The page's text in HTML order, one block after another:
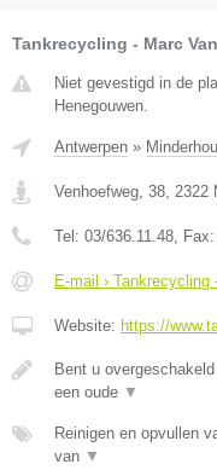
Tankrecycling - Marc
Niet gevestigd in de
Henegouwen.
Antwerpen »
Venhoefweg, 38 2322
Tel: 03/636.11.48 , Fax:
E-mail ›
Website: https://
Bent u
een oude ▼
Reinigen en opvullen
van ▼